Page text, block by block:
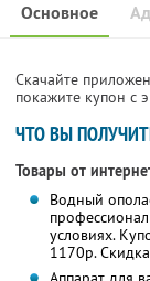
Основное
Скачайте
покажите купон с
ЧТО ВЫ
Товары от
Водный
условиях.
1170р.